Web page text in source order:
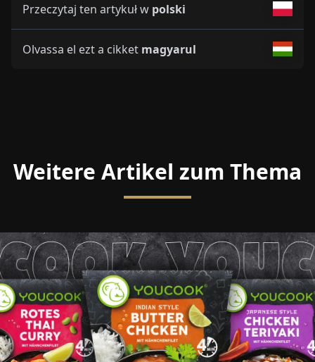
Przeczytaj ten artykuł w polski
Olvassa el ezt a cikket magyarul
Weitere Artikel zum Thema